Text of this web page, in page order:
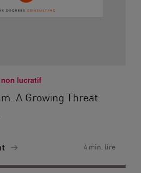
lucratif
A Growing Threat
4 min. lire